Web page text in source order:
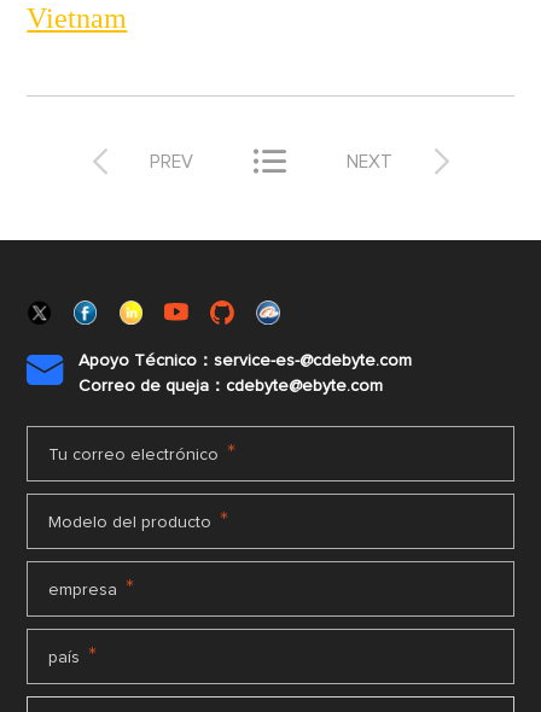
Vietnam
 PREV  
NEXT

Apoyo Técnico：service-es-@cdebyte.com
Correo de queja：cdebyte@ebyte.com
Tu correo electrónico *
Modelo del producto *
empresa *
país *